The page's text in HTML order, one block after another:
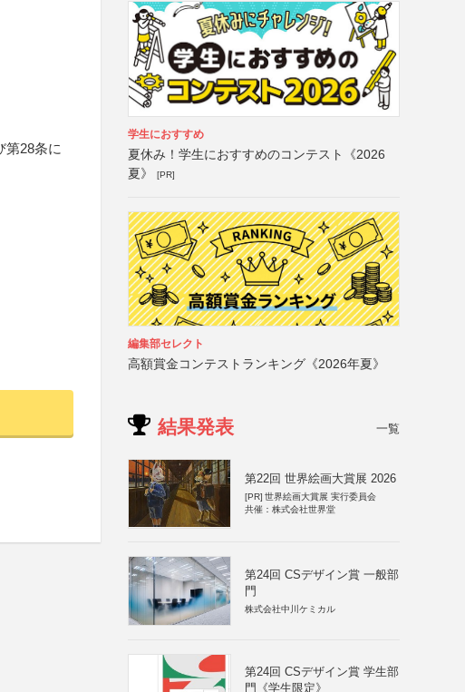
第28条に
学生におすすめ
夏休み！学生におすすめのコンテスト《2026
夏》
[PR]
編集部セレクト
高額賞金コンテストランキング《2026年夏》
結果発表 一覧
第22回 世界絵画大賞展 2026
[PR] 世界絵画大賞展 実行委員会
共催：株式会社世界堂
第24回 CSデザイン賞 一般部
門
株式会社中川ケミカル
第24回 CSデザイン賞 学生部
門《学生限定》